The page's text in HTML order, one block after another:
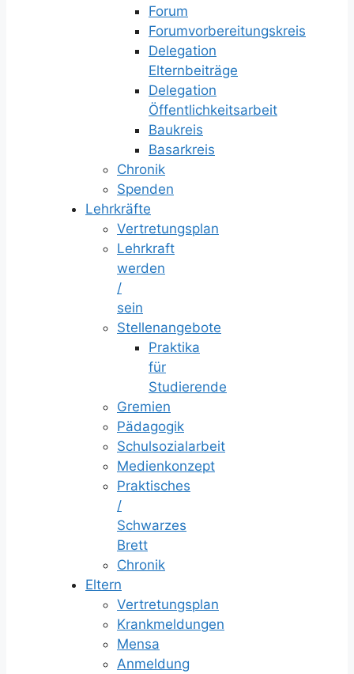
Forum
Forumvorbereitungskreis
Delegation
Elternbeiträge
Delegation
Öffentlichkeitsarbeit
Baukreis
Basarkreis
Chronik
Spenden
Lehrkräfte
Vertretungsplan
Lehrkraft
werden
/
sein
Stellenangebote
Praktika
für
Studierende
Gremien
Pädagogik
Schulsozialarbeit
Medienkonzept
Praktisches
/
Schwarzes
Brett
Chronik
Eltern
Vertretungsplan
Krankmeldungen
Mensa
Anmeldung